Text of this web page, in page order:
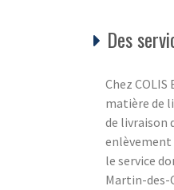
Des
Chez
matière de
de livraison
enlèvement
le service
Martin-des-